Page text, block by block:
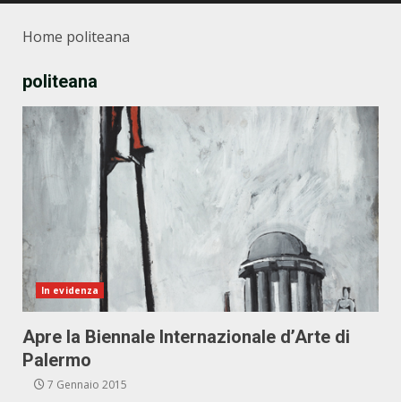
Home politeana
politeana
In evidenza
Apre la Biennale Internazionale d’Arte di
Palermo
7 Gennaio 2015